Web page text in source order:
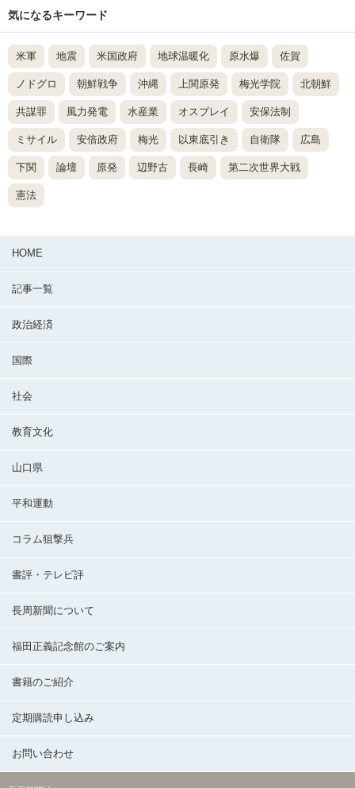
気になるキーワード
米軍 地震 米国政府 地球温暖化 原水爆 佐賀
ノドグロ 朝鮮戦争 沖縄 上関原発 梅光学院 北朝鮮
共謀罪 風力発電 水産業 オスプレイ 安保法制
ミサイル 安倍政府 梅光 以東底引き 自衛隊 広島
下関 論壇 原発 辺野古 長崎 第二次世界大戦
憲法
HOME
記事一覧
政治経済
国際
社会
教育文化
山口県
平和運動
コラム狙撃兵
書評・テレビ評
長周新聞について
福田正義記念館のご案内
書籍のご紹介
定期購読申し込み
お問い合わせ